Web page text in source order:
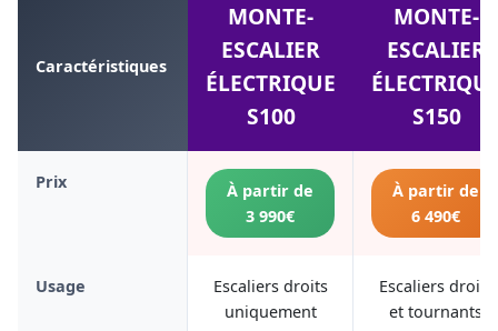
Caractéristiques
MONTE-
ESCALIER
ÉLECTRIQUE
S100
MONTE-
ESCALIER
S150
Prix
À partir de
3 990€
À partir de
6 490€
Usage
Escaliers droits
uniquement
Escaliers droits
et tournants